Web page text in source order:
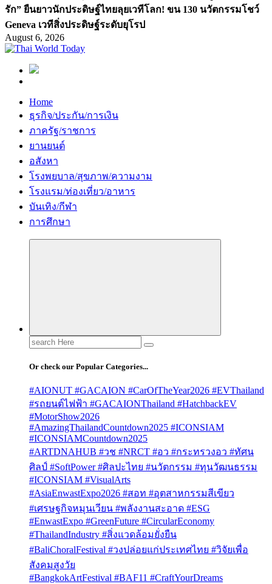
รัก” ยืนยาวนักประดิษฐ์ไทยลุยเวทีโลก! ขน 130 นวัตกรรมโชว์
Geneva เวทีสิ่งประดิษฐ์ระดับยุโรป
August 6, 2026
Home
ธุรกิจ/ประกัน/การเงิน
ภาครัฐ/ราชการ
ยานยนต์
อสังหา
โรงพยบาล/สุขภาพ/ความงาม
โรงแรม/ท่องเที่ยว/อาหาร
บันเทิง/กีฬา
การศึกษา
Search
for:
Or check our Popular Categories...
#AIONUT #GACAION #CarOfTheYear2026 #EVThailand
#รถยนต์ไฟฟ้า #GACAIONThailand #HatchbackEV
#MotorShow2026
#AmazingThailandCountdown2025 #ICONSIAM
#ICONSIAMCountdown2025
#ARTDNAHUB #วช #NRCT #อว #กระทรวงอว #ทัศน
ศิลป์ #SoftPower #ศิลปะไทย #นวัตกรรม #ทุนวัฒนธรรม
#ICONSIAM #VisualArts
#AsiaEnwastExpo2026 #สอท #อุตสาหกรรมสีเขียว
#เศรษฐกิจหมุนเวียน #พลังงานสะอาด #ESG
#EnwastExpo #GreenFuture #CircularEconomy
#ThailandIndustry #สิ่งแวดล้อมยั่งยืน
#BaliChoralFestival #วงปล่อยแก่ประเทศไทย #วิจัยเพื่อ
สังคมสูงวัย
#BangkokArtFestival #BAF11 #CraftYourDreams